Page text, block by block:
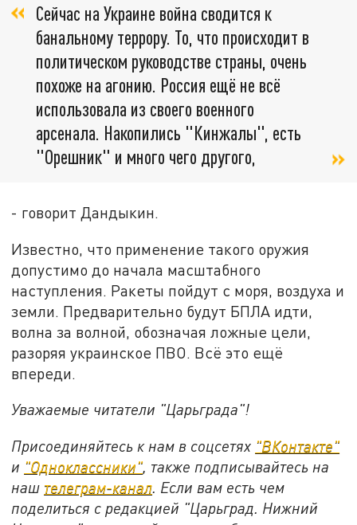
Сейчас на Украине война сводится к
банальному террору. То, что происходит в
политическом руководстве страны, очень
похоже на агонию. Россия ещё не всё
использовала из своего военного
арсенала. Накопились "Кинжалы", есть
"Орешник" и много чего другого,
- говорит Дандыкин.
Известно, что применение такого оружия
допустимо до начала масштабного
наступления. Ракеты пойдут с моря, воздуха и
земли. Предварительно будут БПЛА идти,
волна за волной, обозначая ложные цели,
разоряя украинское ПВО. Всё это ещё
впереди.
Уважаемые читатели "Царьграда"!
Присоединяйтесь к нам в соцсетях "ВКонтакте"
и "Одноклассники", также подписывайтесь на
наш телеграм-канал. Если вам есть чем
поделиться с редакцией "Царьград. Нижний